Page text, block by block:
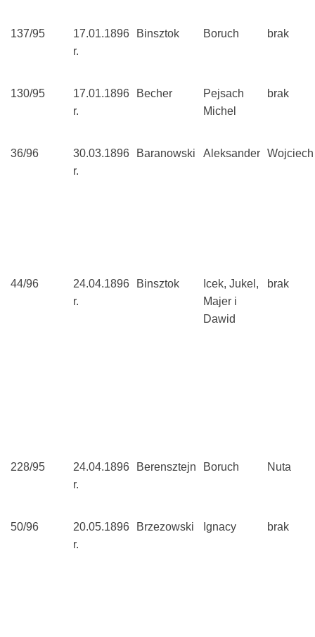
137/95
17.01.1896
r.
Binsztok Boruch brak
130/95
17.01.1896
r.
Becher
Pejsach
Michel
brak
36/96
30.03.1896
r.
Baranowski Aleksander Wojciech
44/96
24.04.1896
r.
Binsztok
Icek, Jukel,
Majer i
Dawid
brak
228/95
24.04.1896
r.
Berensztejn Boruch Nuta
50/96
20.05.1896
r.
Brzezowski Ignacy brak